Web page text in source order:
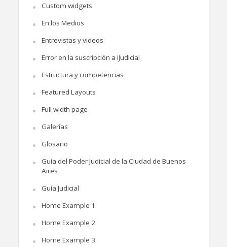
Custom widgets
En los Medios
Entrevistas y videos
Error en la suscripción a iJudicial
Estructura y competencias
Featured Layouts
Full width page
Galerías
Glosario
Guía del Poder Judicial de la Ciudad de Buenos
Aires
Guía Judicial
Home Example 1
Home Example 2
Home Example 3